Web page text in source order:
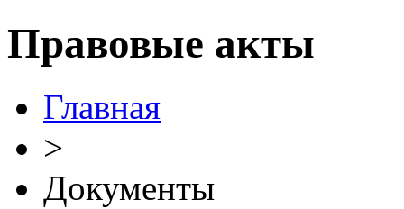
Правовые акты
Главная
>
Документы